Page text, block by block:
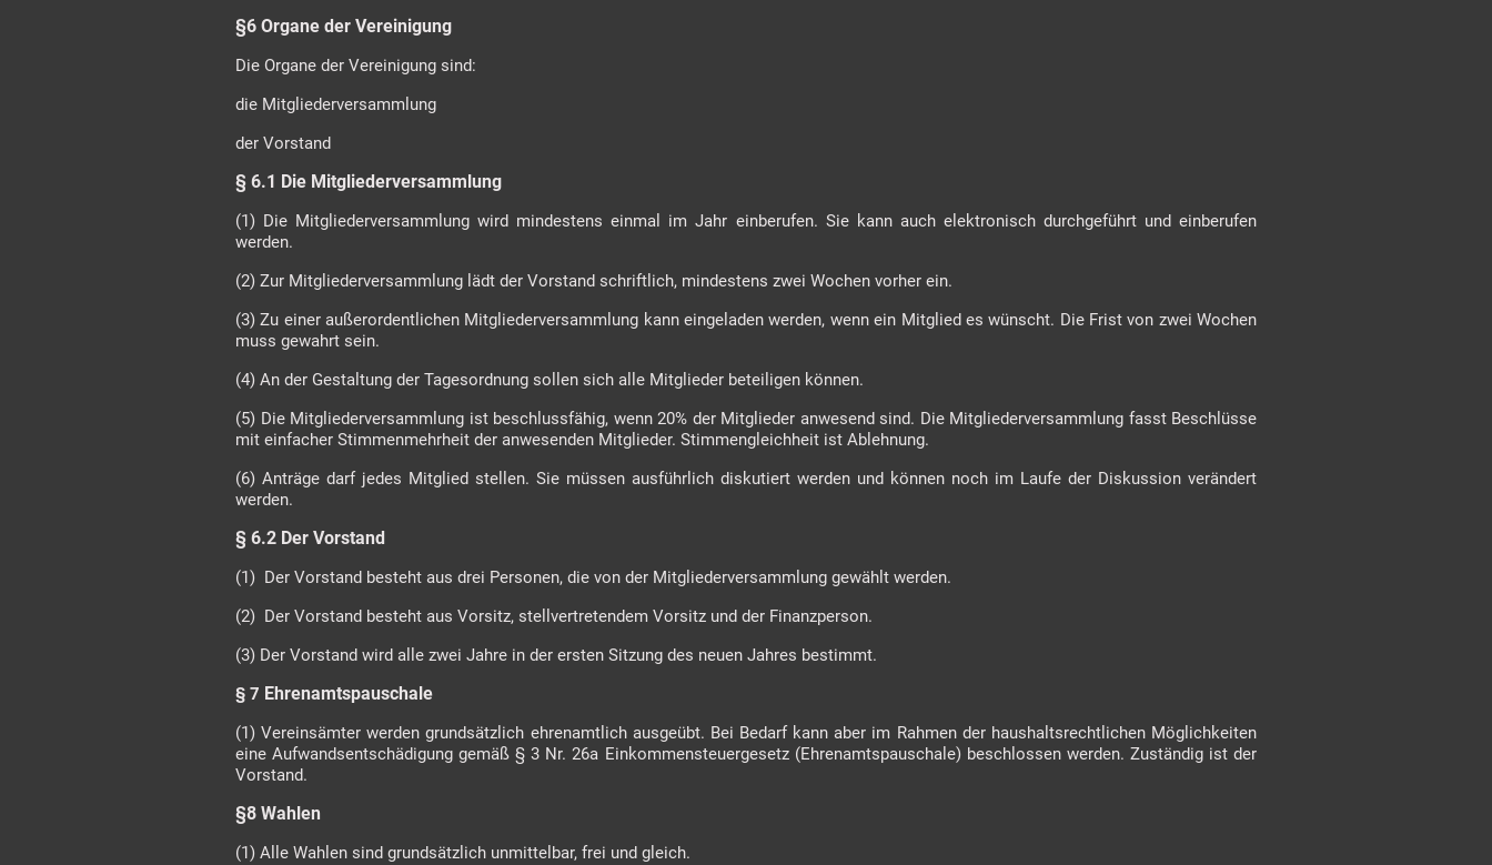
§6 Organe der Vereinigung
Die Organe der Vereinigung sind:
die Mitgliederversammlung
der Vorstand
§ 6.1 Die Mitgliederversammlung
(1) Die Mitgliederversammlung wird mindestens einmal im Jahr einberufen. Sie kann auch elektronisch durchgeführt und einberufen
werden.
(2) Zur Mitgliederversammlung lädt der Vorstand schriftlich, mindestens zwei Wochen vorher ein.
(3) Zu einer außerordentlichen Mitgliederversammlung kann eingeladen werden, wenn ein Mitglied es wünscht. Die Frist von zwei Wochen
muss gewahrt sein.
(4) An der Gestaltung der Tagesordnung sollen sich alle Mitglieder beteiligen können.
(5) Die Mitgliederversammlung ist beschlussfähig, wenn 20% der Mitglieder anwesend sind. Die Mitgliederversammlung fasst Beschlüsse
mit einfacher Stimmenmehrheit der anwesenden Mitglieder. Stimmengleichheit ist Ablehnung.
(6) Anträge darf jedes Mitglied stellen. Sie müssen ausführlich diskutiert werden und können noch im Laufe der Diskussion verändert
werden.
§ 6.2 Der Vorstand
(1) Der Vorstand besteht aus drei Personen, die von der Mitgliederversammlung gewählt werden.
(2) Der Vorstand besteht aus Vorsitz, stellvertretendem Vorsitz und der Finanzperson.
(3) Der Vorstand wird alle zwei Jahre in der ersten Sitzung des neuen Jahres bestimmt.
§ 7 Ehrenamtspauschale
(1) Vereinsämter werden grundsätzlich ehrenamtlich ausgeübt. Bei Bedarf kann aber im Rahmen der haushaltsrechtlichen Möglichkeiten
eine Aufwandsentschädigung gemäß § 3 Nr. 26a Einkommensteuergesetz (Ehrenamtspauschale) beschlossen werden. Zuständig ist der
Vorstand.
§8 Wahlen
(1) Alle Wahlen sind grundsätzlich unmittelbar, frei und gleich.